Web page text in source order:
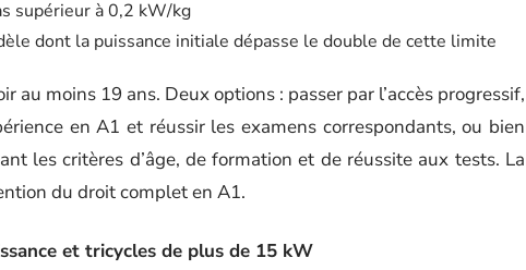
supérieur à 0,2 kW/kg
dont la puissance initiale dépasse le double de cette limite
au moins 19 ans. Deux options : passer par l’accès progressif,
en A1 et réussir les examens correspondants, ou bien
les critères d’âge, de formation et de réussite aux tests. La
du droit complet en A1.
et tricycles de plus de 15 kW